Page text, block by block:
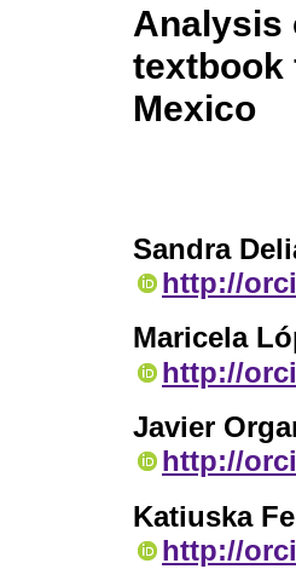
Analysis
textbook
Mexico
Sandra
http://
Maricela
http://
Javier
http://
Katiuska
http://